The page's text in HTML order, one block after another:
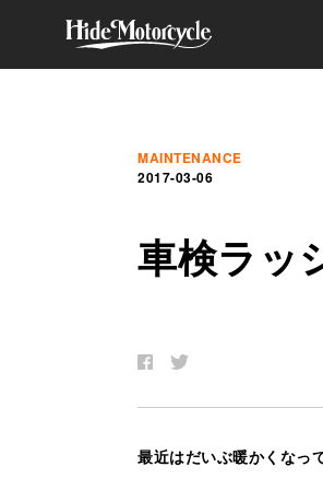
MAINTENANCE
2017-03-06
車検ラ ッ
最近はだいぶ暖かくなっ